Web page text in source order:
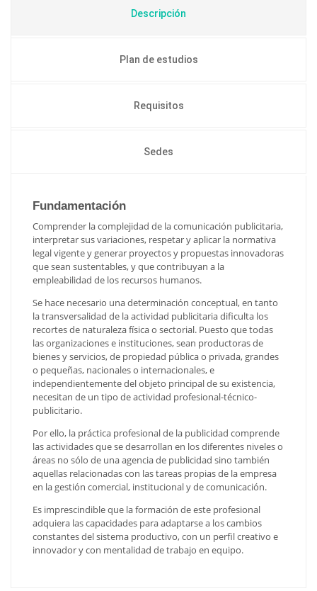
Descripción
Plan de estudios
Requisitos
Sedes
Fundamentación
Comprender la complejidad de la comunicación publicitaria,
interpretar sus variaciones, respetar y aplicar la normativa
legal vigente y generar proyectos y propuestas innovadoras
que sean sustentables, y que contribuyan a la
empleabilidad de los recursos humanos.
Se hace necesario una determinación conceptual, en tanto
la transversalidad de la actividad publicitaria dificulta los
recortes de naturaleza física o sectorial. Puesto que todas
las organizaciones e instituciones, sean productoras de
bienes y servicios, de propiedad pública o privada, grandes
o pequeñas, nacionales o internacionales, e
independientemente del objeto principal de su existencia,
necesitan de un tipo de actividad profesional-técnico-
publicitario.
Por ello, la práctica profesional de la publicidad comprende
las actividades que se desarrollan en los diferentes niveles o
áreas no sólo de una agencia de publicidad sino también
aquellas relacionadas con las tareas propias de la empresa
en la gestión comercial, institucional y de comunicación.
Es imprescindible que la formación de este profesional
adquiera las capacidades para adaptarse a los cambios
constantes del sistema productivo, con un perfil creativo e
innovador y con mentalidad de trabajo en equipo.